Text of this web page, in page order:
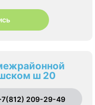
ш 20
209-29-49